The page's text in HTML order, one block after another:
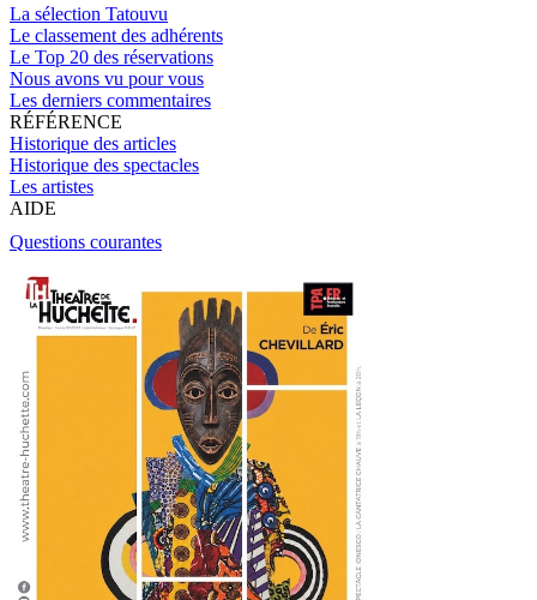
La sélection Tatouvu
Le classement des adhérents
Le Top 20 des réservations
Nous avons vu pour vous
Les derniers commentaires
RÉFÉRENCE
Historique des articles
Historique des spectacles
Les artistes
AIDE
Questions courantes